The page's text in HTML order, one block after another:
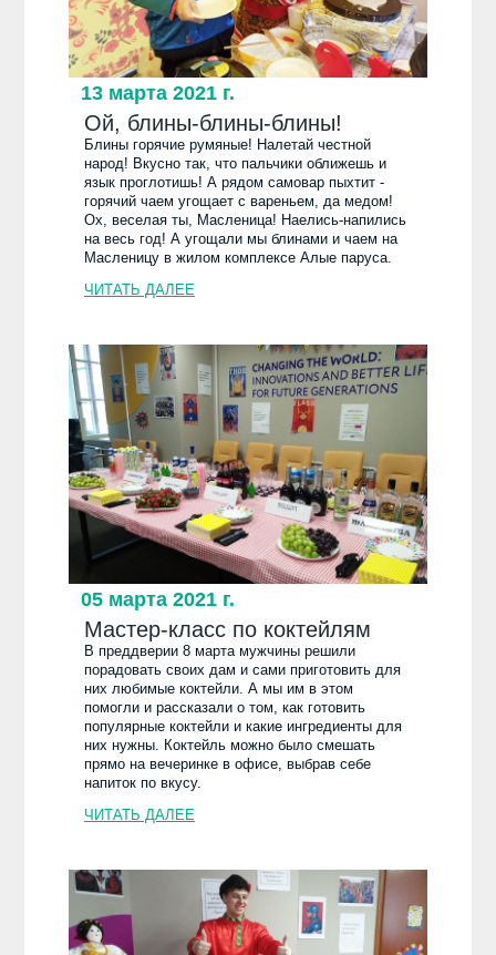
13 марта 2021 г.
Ой, блины-блины-блины!
Блины горячие румяные! Налетай честной
народ! Вкусно так, что пальчики оближешь и
язык проглотишь! А рядом самовар пыхтит -
горячий чаем угощает с вареньем, да медом!
Ох, веселая ты, Масленица! Наелись-напились
на весь год! А угощали мы блинами и чаем на
Масленицу в жилом комплексе Алые паруса.
ЧИТАТЬ ДАЛЕЕ
05 марта 2021 г.
Мастер-класс по коктейлям
В преддверии 8 марта мужчины решили
порадовать своих дам и сами приготовить для
них любимые коктейли. А мы им в этом
помогли и рассказали о том, как готовить
популярные коктейли и какие ингредиенты для
них нужны. Коктейль можно было смешать
прямо на вечеринке в офисе, выбрав себе
напиток по вкусу.
ЧИТАТЬ ДАЛЕЕ